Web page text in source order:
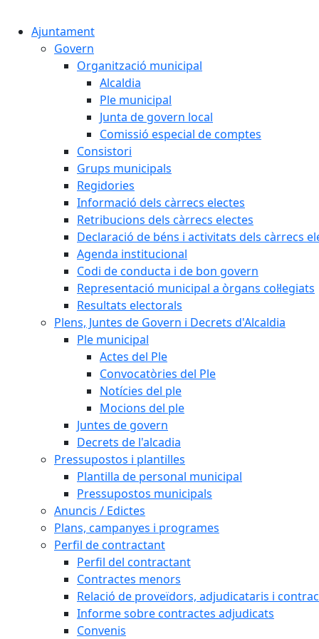
Ajuntament
Govern
Organització municipal
Alcaldia
Ple municipal
Junta de govern local
Comissió especial de comptes
Consistori
Grups municipals
Regidories
Informació dels càrrecs electes
Retribucions dels càrrecs electes
Declaració de béns i activitats dels càrrecs
Agenda institucional
Codi de conducta i de bon govern
Representació municipal a òrgans col·legiats
Resultats electorals
Plens, Juntes de Govern i Decrets d'Alcaldia
Ple municipal
Actes del Ple
Convocatòries del Ple
Notícies del ple
Mocions del ple
Juntes de govern
Decrets de l'alcadia
Pressupostos i plantilles
Plantilla de personal municipal
Pressupostos municipals
Anuncis / Edictes
Plans, campanyes i programes
Perfil de contractant
Perfil del contractant
Contractes menors
Relació de proveïdors, adjudicataris i
Informe sobre contractes adjudicats
Convenis